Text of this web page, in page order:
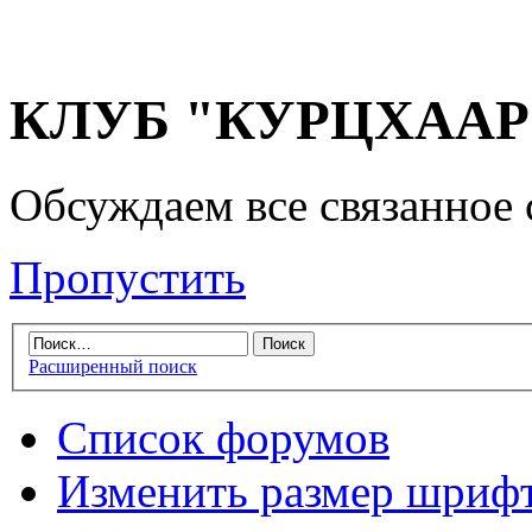
КЛУБ "КУРЦХААР"
Обсуждаем все
Пропустить
Расширенный поиск
Список форумов
Изменить размер